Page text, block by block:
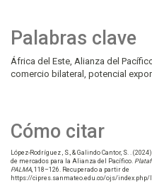
Palabras clave
África del Este Alianza del
comercio bilateral
potencial
Cómo citar
López-Rodríguez , S., & Galindo Cantor, S. .
de mercados para la Alianza del Pacífico.
PALMA, 118–126. Recuperado a partir de
https://cipres.sanmateo.edu.co/ojs/